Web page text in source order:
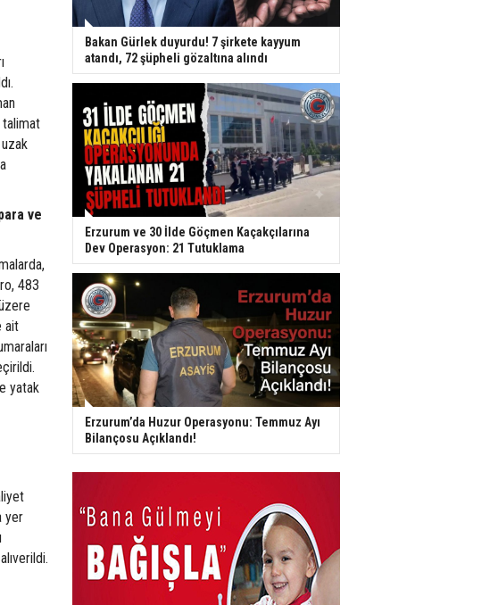
talimat
ve
483
ait
yatak
yer
Bakan Gürlek duyurdu! 7 şirkete kayyum
atandı, 72 şüpheli gözaltına alındı
Erzurum ve 30 İlde Göçmen Kaçakçılarına
Dev Operasyon: 21 Tutuklama
Erzurum’da Huzur Operasyonu: Temmuz Ayı
Bilançosu Açıklandı!